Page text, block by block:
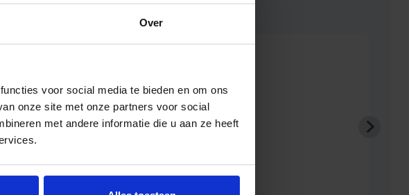
Over
voor social media te bieden en om ons
onze site met onze partners voor social
met andere informatie die u aan ze heeft